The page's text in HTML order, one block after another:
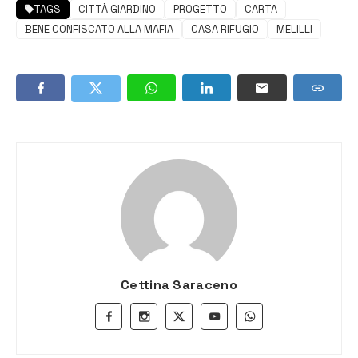
TAGS CITTÀ GIARDINO PROGETTO
CARTA
BENE CONFISCATO ALLA MAFIA
CASA RIFUGIO MELILLI
Cettina Saraceno